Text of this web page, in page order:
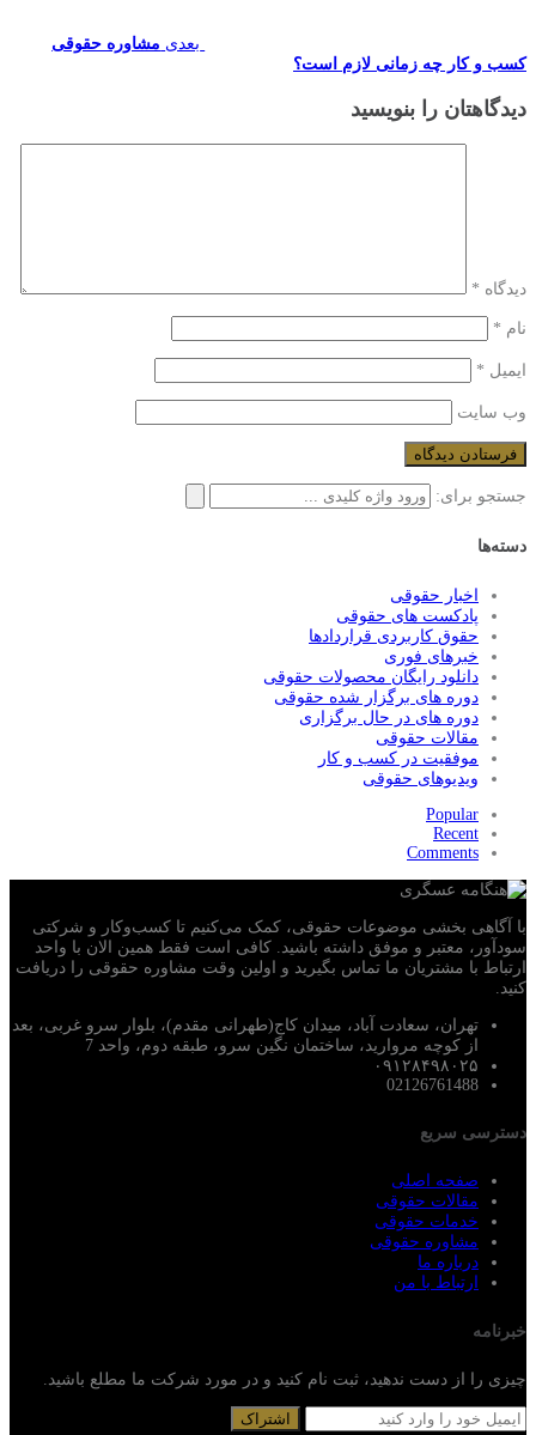
بعدی مشاوره حقوقی
کسب و کار چه زمانی لازم است؟
دیدگاهتان را بنویسید
دیدگاه *
نام *
ایمیل *
وب‌ سایت
جستجو برای:
دسته‌ها
اخبار حقوقی
پادکست های حقوقی
حقوق کاربردی قراردادها
خبرهای فوری
دانلود رایگان محصولات حقوقی
دوره های برگزار شده حقوقی
دوره های در حال برگزاری
مقالات حقوقی
موفقیت در کسب و کار
ویدیوهای حقوقی
Popular
Recent
Comments
با آگاهی بخشی موضوعات حقوقی، کمک می‌‎کنیم تا کسب‌وکار و شرکتی
سودآور، معتبر و موفق داشته باشید. کافی است فقط همین الان با واحد
ارتباط با مشتریان ما تماس بگیرید و اولین وقت مشاوره حقوقی را دریافت
کنید.
تهران، سعادت آباد، میدان کاج(طهرانی مقدم)، بلوار سرو غربی، بعد
از کوچه مروارید، ساختمان نگین سرو، طبقه دوم، واحد 7
۰۹۱۲۸۴۹۸۰۲۵
02126761488
دسترسی سریع
صفحه اصلی
مقالات حقوقی
خدمات حقوقی
مشاوره حقوقی
درباره ما
ارتباط با من
خبرنامه
چیزی را از دست ندهید، ثبت نام کنید و در مورد شرکت ما مطلع باشید.